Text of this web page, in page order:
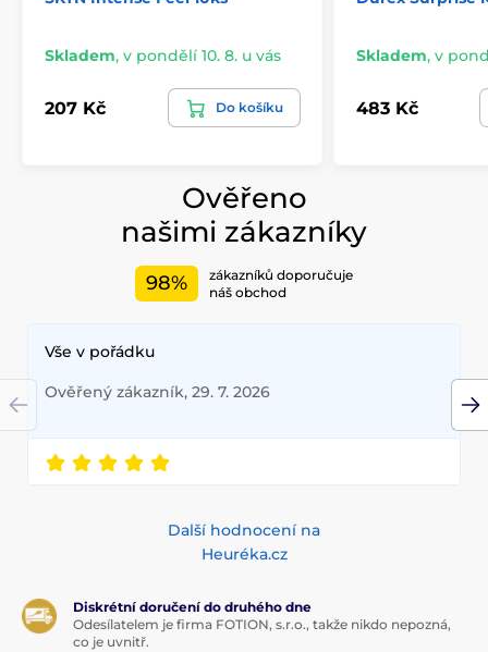
Skladem, v pondělí 10. 8. u vás
207 Kč Do košíku
Skladem, v
483 Kč
Ověřeno
našimi zákazníky
98%
zákazníků doporučuje
náš obchod
Vše v pořádku
Ověřený zákazník, 29. 7. 2026
Další hodnocení na
Heuréka.cz
Diskrétní doručení do druhého dne
Odesílatelem je firma FOTION, s.r.o., takže nikdo nepozná,
co je uvnitř.